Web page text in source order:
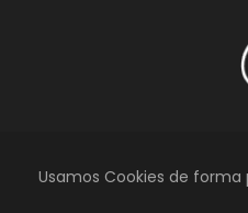
Usamos Cookies de